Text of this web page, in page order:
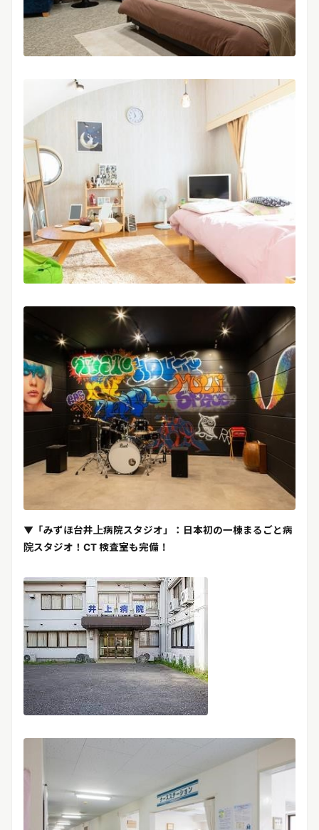
▼「みずほ台井上病院スタジオ」：日本初の一棟まるごと病
院スタジオ！CT 検査室も完備！